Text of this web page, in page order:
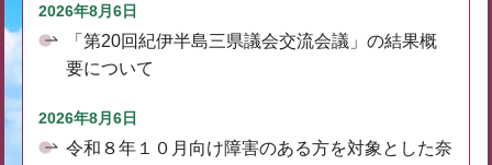
2026年8月6日
「第20回紀伊半島三県議会交流会議」の結果概
要について
2026年8月6日
令和８年１０月向け障害のある方を対象とした奈